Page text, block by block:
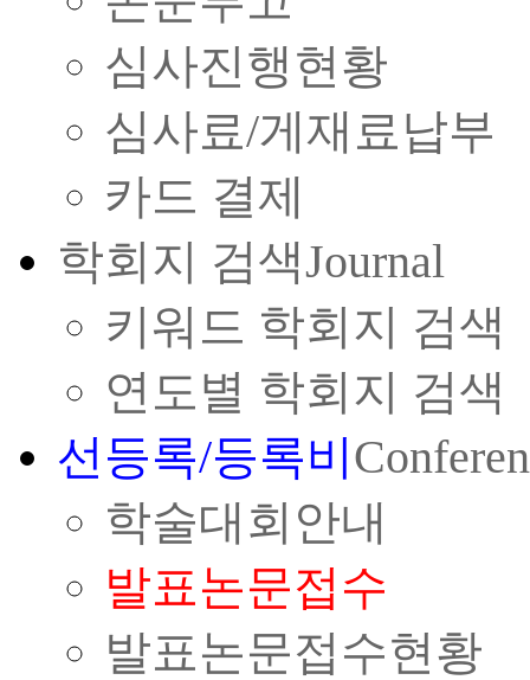
심사진행현황
심사료/게재료납부
카드 결제
학회지 검색Journal
키워드 학회지 검색
연도별 학회지 검색
선등록/등록비
학술대회안내
발표논문접수
발표논문접수현황